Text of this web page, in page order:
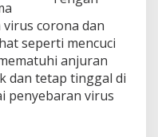
corona dan
seperti mencuci
anjuran
dan tetap tinggal di
penyebaran virus